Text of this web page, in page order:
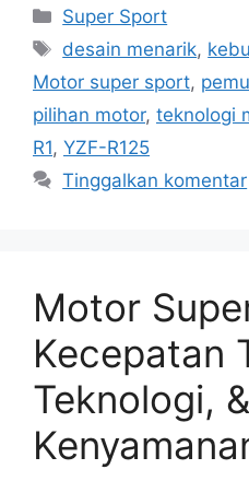
Kategori
Super Sport
Tag
desain menarik,
Motor super sport,
pilihan motor, teknologi
R1, YZF-R125
Tinggalkan komentar
Motor
Kecepatan
Teknologi, &